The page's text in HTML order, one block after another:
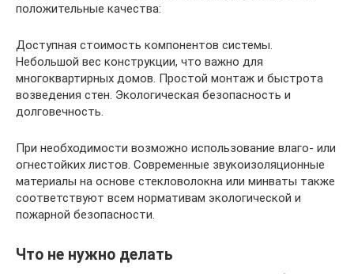
положительные качества:
Доступная стоимость компонентов системы.
Небольшой вес конструкции, что важно для
многоквартирных домов. Простой монтаж и быстрота
возведения стен. Экологическая безопасность и
долговечность.
При необходимости возможно использование влаго- или
огнестойких листов. Современные звукоизоляционные
материалы на основе стекловолокна или минваты также
соответствуют всем нормативам экологической и
пожарной безопасности.
Что не нужно делать